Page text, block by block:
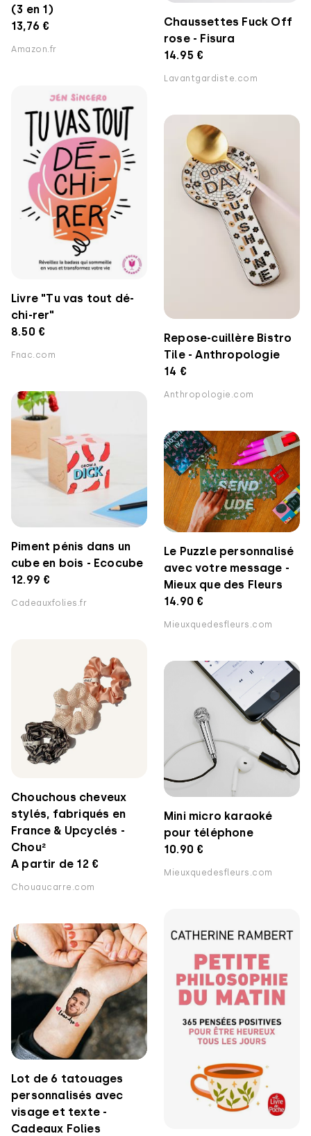
(3 en 1)
13,76 €
Amazon.fr
Chaussettes Fuck Off
rose - Fisura
14.95 €
Lavantgardiste.com
Livre "Tu vas tout dé-
chi-rer"
8.50 €
Fnac.com
Repose-cuillère Bistro
Tile - Anthropologie
14 €
Anthropologie.com
Piment pénis dans un
cube en bois - Ecocube
12.99 €
Cadeauxfolies.fr
Le Puzzle personnalisé
avec votre message -
Mieux que des Fleurs
14.90 €
Mieuxquedesfleurs.com
Chouchous cheveux
stylés, fabriqués en
France & Upcyclés -
Chou²
A partir de 12 €
Chouaucarre.com
Mini micro karaoké
pour téléphone
10.90 €
Mieuxquedesfleurs.com
Lot de 6 tatouages
personnalisés avec
visage et texte -
Cadeaux Folies